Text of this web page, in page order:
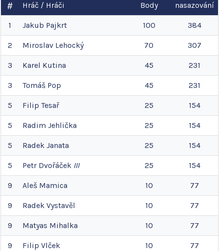
Hráč / Hráči Body
nasazování
1 Jakub Pajkrt 100 384
2 Miroslav Lehocký 70 307
3 Karel Kutina 45 231
3 Tomáš Pop 45 231
5 Filip Tesař 25 154
5 Radim Jehlička 25 154
5 Radek Janata 25 154
5 Petr Dvořáček III 25 154
9 Aleš Mamica 10 77
9 Radek Vystavěl 10 77
9 Matyas Mihalka 10 77
9 Filip Vlček 10 77